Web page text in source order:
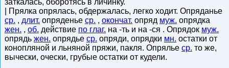
заткалась, оборотясь в личинку.
| Прялка опрялась, обдержалась, легко ходит. Опряданье
ср. , длит. опряденье ср. , окончат. опряд муж. опрядка
жен. , об. действие по глаг. на -ть и на -ся . Опрядок муж.
опрядь жен. опрядье ср. опряди, опрядки мн. остатки от
конопляной и льняной пряжи, пакля. Опрялье ср. то же,
вычески, очески, грубые остатки от кудели.